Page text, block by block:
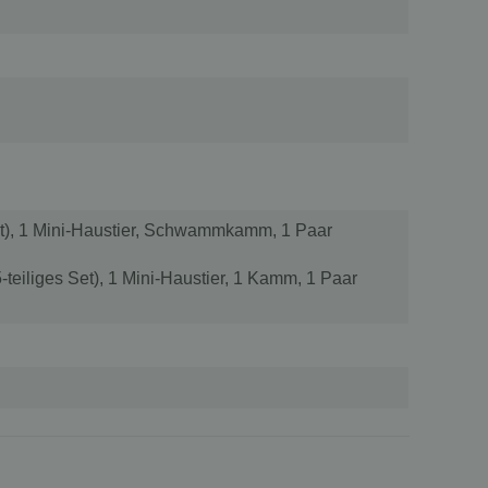
1 Mini-Haustier, Schwammkamm, 1 Paar
Set), 1 Mini-Haustier, 1 Kamm, 1 Paar